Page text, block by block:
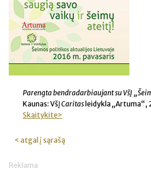
Parengta bendradarbiaujant su VšĮ
Kaunas: VšĮCaritas leidykla „Artuma“,
Skaitykite>
< atgal į sąrašą
Reklama